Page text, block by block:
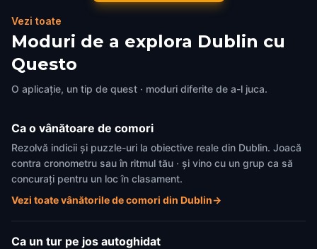
Vezi toate
Moduri de a explora Dublin cu
Questo
O aplicație, un tip de quest · moduri diferite de a-l juca.
Ca o vânătoare de comori
Rezolvă indicii și puzzle-uri la obiective reale din Dublin. Joacă
contra cronometru sau în ritmul tău · și vino cu un grup ca să
concurați pentru un loc în clasament.
Vezi toate vânătorile de comori din Dublin→
Ca un tur pe jos autoghidat